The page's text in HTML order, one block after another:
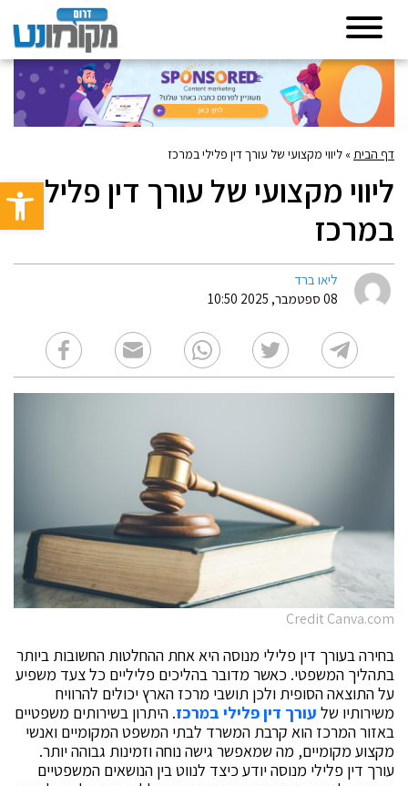
פתח
דף הבית» ליווי מקצועי של עורך דין פלילי במרכז
ליווי מקצועי של עורך דין פלילי
במרכז
ליאו ברד
08 ספטמבר, 2025 10:50
Credit Canva.com
בחירה בעורך דין פלילי מנוסה היא אחת ההחלטות החשובות ביותר
בתהליך המשפטי. כאשר מדובר בהליכים פליליים כל צעד משפיע
על התוצאה הסופית ולכן תושבי מרכז הארץ יכולים להרוויח
משירותיו של עורך דין פלילי במרכז. היתרון בשירותים משפטיים
באזור המרכז הוא קרבת המשרד לבתי המשפט המקומיים ואנשי
מקצוע מקומיים, מה שמאפשר גישה נוחה וזמינות גבוהה יותר.
עורך דין פלילי מנוסה יודע כיצד לנווט בין הנושאים המשפטיים